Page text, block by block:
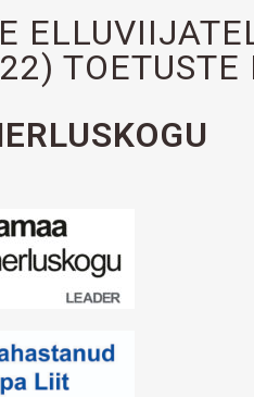
TOETUSTE